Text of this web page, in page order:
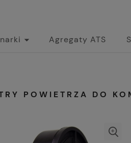
Agregaty ATS
POWIETRZA DO